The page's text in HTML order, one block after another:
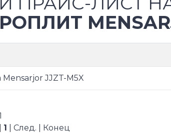
JJZT-M5X
1 | След. | Конец